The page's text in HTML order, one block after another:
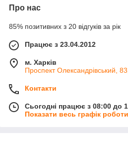
Про нас
85% позитивних з 20 відгуків за рік
Працює з 23.04.2012
м. Харків
Проспект Олександрівський,
Контакти
Сьогодні працює з 08:00 до
Показати весь графік роботи